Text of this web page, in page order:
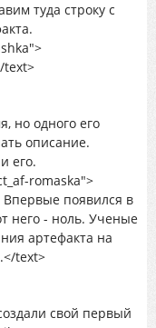
туда строку с
text>
но одного его
описание.
его.
romaska">
появился в
него - ноль. Ученые
артефакта на
text>
свой первый